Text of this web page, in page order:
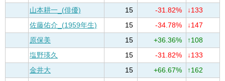
山本耕一_(俳優)
15 -31.82%
↓133
佐藤佑介_(1959年生)
15 -34.78%
↓147
原保美
15 +36.36%
↑108
塩野瑛久
15 -31.82%
↓133
金井大
15 +66.67%
↑162